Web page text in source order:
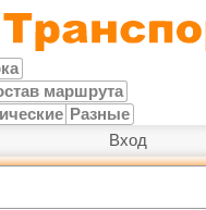
маршрута
Разные
Вход